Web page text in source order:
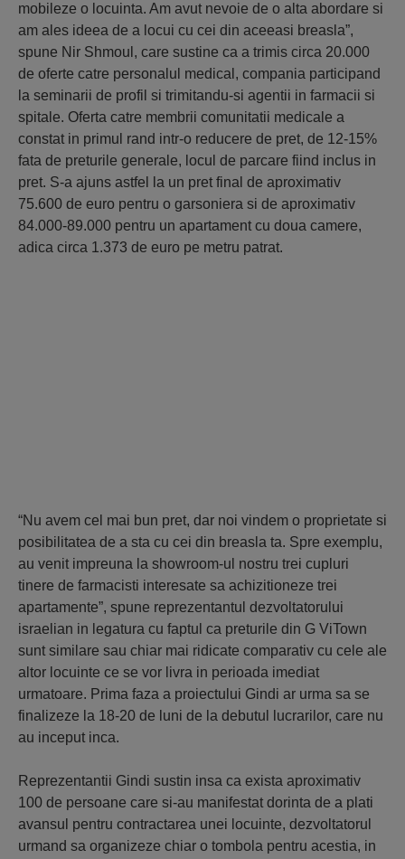
mobileze o locuinta. Am avut nevoie de o alta abordare si
am ales ideea de a locui cu cei din aceeasi breasla”,
spune Nir Shmoul, care sustine ca a trimis circa 20.000
de oferte catre personalul medical, compania participand
la seminarii de profil si trimitandu-si agentii in farmacii si
spitale. Oferta catre membrii comunitatii medicale a
constat in primul rand intr-o reducere de pret, de 12-15%
fata de preturile generale, locul de parcare fiind inclus in
pret. S-a ajuns astfel la un pret final de aproximativ
75.600 de euro pentru o garsoniera si de aproximativ
84.000-89.000 pentru un apartament cu doua camere,
adica circa 1.373 de euro pe metru patrat.
“Nu avem cel mai bun pret, dar noi vindem o proprietate si
posibilitatea de a sta cu cei din breasla ta. Spre exemplu,
au venit impreuna la showroom-ul nostru trei cupluri
tinere de farmacisti interesate sa achizitioneze trei
apartamente”, spune reprezentantul dezvoltatorului
israelian in legatura cu faptul ca preturile din G ViTown
sunt similare sau chiar mai ridicate comparativ cu cele ale
altor locuinte ce se vor livra in perioada imediat
urmatoare. Prima faza a proiectului Gindi ar urma sa se
finalizeze la 18-20 de luni de la debutul lucrarilor, care nu
au inceput inca.
Reprezentantii Gindi sustin insa ca exista aproximativ
100 de persoane care si-au manifestat dorinta de a plati
avansul pentru contractarea unei locuinte, dezvoltatorul
urmand sa organizeze chiar o tombola pentru acestia, in